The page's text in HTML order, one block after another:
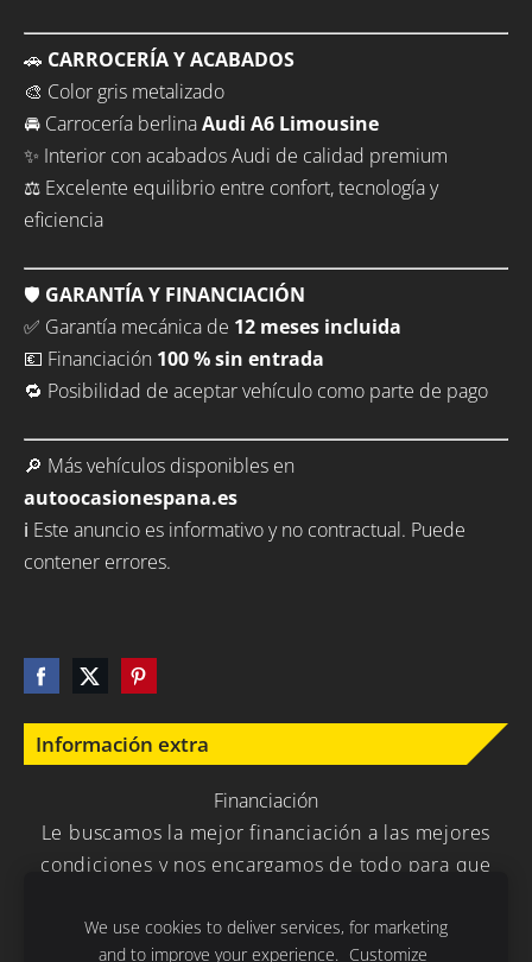
Información extra
Financiación
Le buscamos la mejor financiación a las mejores
condiciones y nos encargamos de todo para que
🚗 CARROCERÍA Y ACABADOS
🎨 Color gris metalizado
🚘 Carrocería berlinaAudi A6 Limousine
✨ Interior con acabados Audi de calidad premium
⚖️ Excelente equilibrio entre confort, tecnología y
eficiencia
🛡️ GARANTÍA Y FINANCIACIÓN
✅ Garantía mecánica de 12 meses incluida
💶 Financiación 100 % sin entrada
🔁 Posibilidad de aceptar vehículo como parte de pago
🔎 Más vehículos disponibles en
autoocasionespana.es
ℹ️ Este anuncio es informativo y no contractual. Puede
contener errores.
We use cookies to deliver services, for marketing
and to improve your experience. Customize